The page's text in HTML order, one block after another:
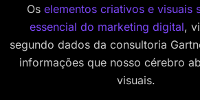
Os elementos criativos e visuais
essencial do marketing digital,
segundo dados da consultoria
informações que nosso cérebro
visuais.